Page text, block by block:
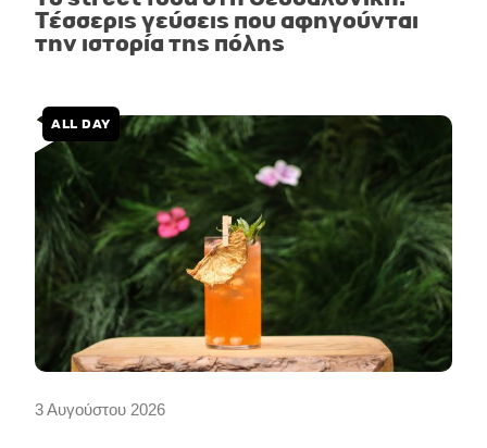
Τέσσερις γεύσεις που αφηγούνται
την ιστορία της πόλης
3 Αυγούστου 2026
ALL DAY